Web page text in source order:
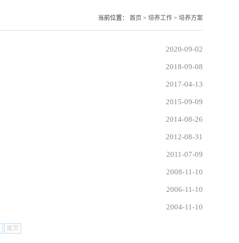
当前位置： 首页 > 培养工作 > 培养方案
2020-09-02
2018-09-08
2017-04-13
2015-09-09
2014-08-26
2012-08-31
2011-07-09
2008-11-10
2006-11-10
2004-11-10
尾页